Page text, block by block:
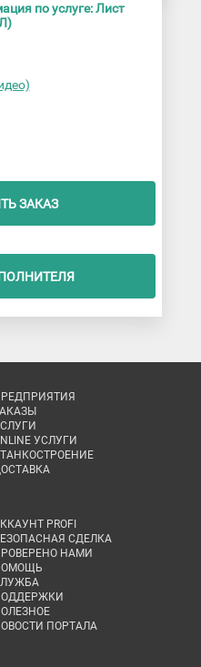
по услуге: Лист
ЗАКАЗ
УСЛУГИ
PROFI
СДЕЛКА
НАМИ
ПОРТАЛА